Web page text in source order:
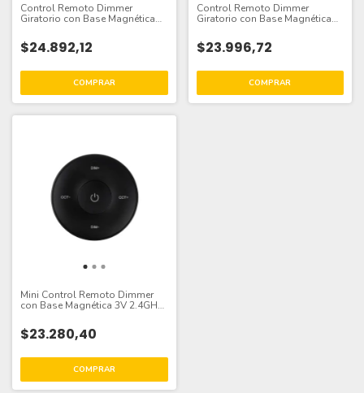
Control Remoto Dimmer
Giratorio con Base Magnética
$24.892,12
Control Remoto Dimmer
Giratorio con Base Magnética
$23.996,72
Mini Control Remoto Dimmer
con Base Magnética 3V 2.4GHz,
$23.280,40